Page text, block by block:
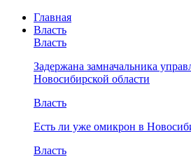
Главная
Власть
Власть
Задержана замначальника
Новосибирской области
Власть
Есть ли уже омикрон в
Власть